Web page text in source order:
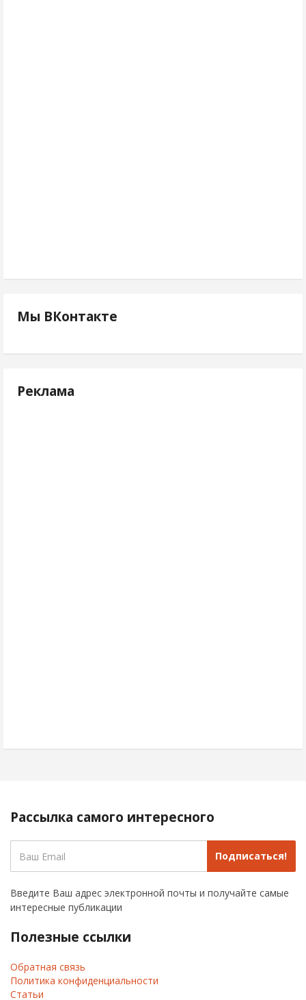
Мы ВКонтакте
Реклама
Рассылка самого интересного
Подписаться!
Введите Ваш адрес электронной почты и получайте самые
интересные публикации
Полезные ссылки
Обратная связь
Политика конфиденциальности
Статьи